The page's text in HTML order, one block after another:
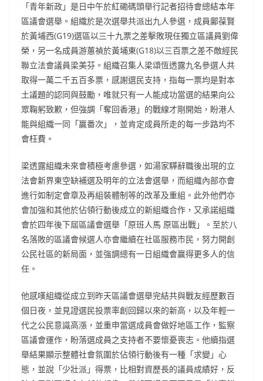
「青年新政」是日中午於紅磡碼頭舉行記者招待會總結本年
區議會選舉。組織於是次選舉共派出九人參選，成員鄺葆賢
於黃埔西(G19)選區以三十九票之差擊敗現任獨立區議員劉偉
榮，另一名成員游蕙禎於黃埔東(G18)以三百票之差不敵經民
聯立法會議員梁美芬。組織召集人梁頌恆透露九名參選人共
取得一萬二千五百多票，感謝選民支持，指每一票均是對本
土議題的認同與鼓勵，唯就只有一人能成功當選的結果向公
眾鞠躬致歉，但強調「奪回香港」的戰線才剛開始，盼港人
能與組織一同「贏番次」，並肯定成員所走的每一步路均不
會枉費。
梁透露組織未來會積極考慮參選，如湯家驊辭職後出現的立
法會新界東空缺補選及明年的立法會選舉，而組織內部亦會
進行如制定會章及再組裝體制等的改革及重組。此外他們亦
會加強和其他於佔領行動後成立的新組織合作，又承諾組織
會於四年後下屆區議會選舉「原班人馬 原區出戰」。至於八
名落敗的區議會候選人亦會繼續在社區服務市民，努力開創
公民社區的新局面，並強調總有一日組織會贏得更多人的信
任。
他感嘆組織從成立到昨天區議會選舉完結共與戰友經歷數百
個日夜，並見證選民投票率創回歸以來的新高，以及年輕一
代之公民意識高漲，並重申當選成員會做好地區工作，監察
區議會運作，盼落選成員之支持者不要懷憂喪志。他續指選
舉結果顯示整體社會氛圍於佔領行動後有一種「求變」心
態，並說「少壯派」得票，比相對資歷長的議員成績好，反